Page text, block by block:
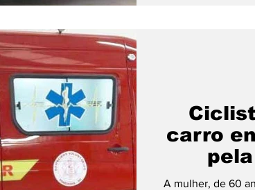
apresentava
carro
A mulher, de 60